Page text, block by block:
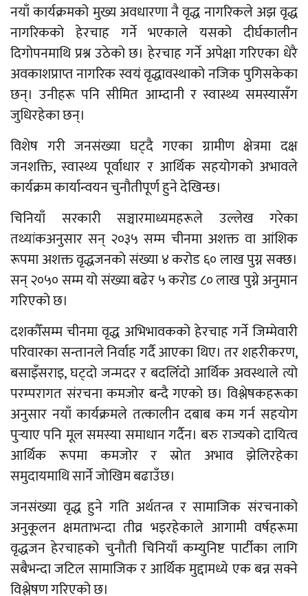
नयाँ कार्यक्रमको मुख्य अवधारणा नै वृद्ध नागरिकले अझ वृद्ध
नागरिकको हेरचाह गर्ने भएकाले यसको दीर्घकालीन
दिगोपनमाथि प्रश्न उठेको छ। हेरचाह गर्ने अपेक्षा गरिएका धेरै
अवकाशप्राप्त नागरिक स्वयं वृद्धावस्थाको नजिक पुगिसकेका
छन्। उनीहरू पनि सीमित आम्दानी र स्वास्थ्य समस्यासँग
जुधिरहेका छन्।
विशेष गरी जनसंख्या घट्दै गएका ग्रामीण क्षेत्रमा दक्ष
जनशक्ति, स्वास्थ्य पूर्वाधार र आर्थिक सहयोगको अभावले
कार्यक्रम कार्यान्वयन चुनौतीपूर्ण हुने देखिन्छ।
चिनियाँ सरकारी सञ्चारमाध्यमहरूले उल्लेख गरेका
तथ्यांकअनुसार सन् २०३५ सम्म चीनमा अशक्त वा आंशिक
रूपमा अशक्त वृद्धजनको संख्या ४ करोड ६० लाख पुग्न सक्छ।
सन् २०५० सम्म यो संख्या बढेर ५ करोड ८० लाख पुग्ने अनुमान
गरिएको छ।
दशकौँसम्म चीनमा वृद्ध अभिभावकको हेरचाह गर्ने जिम्मेवारी
परिवारका सन्तानले निर्वाह गर्दै आएका थिए। तर शहरीकरण,
बसाइँसराइ, घट्दो जन्मदर र बदलिँदो आर्थिक अवस्थाले त्यो
परम्परागत संरचना कमजोर बन्दै गएको छ। विश्लेषकहरूका
अनुसार नयाँ कार्यक्रमले तत्कालीन दबाब कम गर्न सहयोग
पुर्‍याए पनि मूल समस्या समाधान गर्दैन। बरु राज्यको दायित्व
आर्थिक रूपमा कमजोर र स्रोत अभाव झेलिरहेका
समुदायमाथि सार्ने जोखिम बढाउँछ।
जनसंख्या वृद्ध हुने गति अर्थतन्त्र र सामाजिक संरचनाको
अनुकूलन क्षमताभन्दा तीव्र भइरहेकाले आगामी वर्षहरूमा
वृद्धजन हेरचाहको चुनौती चिनियाँ कम्युनिष्ट पार्टीका लागि
सबैभन्दा जटिल सामाजिक र आर्थिक मुद्दामध्ये एक बन्न सक्ने
विश्लेषण गरिएको छ।